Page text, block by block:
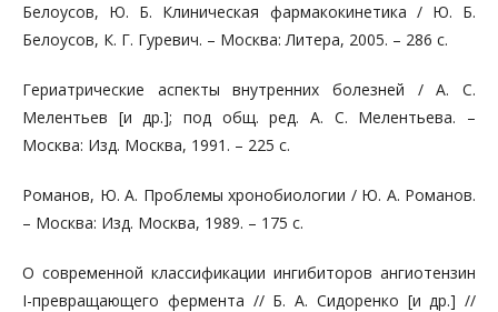
Белоусов, Ю. Б. Клиническая фармакокинетика / Ю. Б.
Белоусов, К. Г. Гуревич. – Москва: Литера, 2005. – 286 с.
Гериатрические аспекты внутренних болезней / А. С.
Мелентьев [и др.]; под общ. ред. А. С. Мелентьева. –
Москва: Изд. Москва, 1991. – 225 с.
Романов, Ю. А. Проблемы хронобиологии / Ю. А. Романов.
– Москва: Изд. Москва, 1989. – 175 с.
О современной классификации ингибиторов ангиотензин
I-превращающего фермента // Б. А. Сидоренко [и др.] //